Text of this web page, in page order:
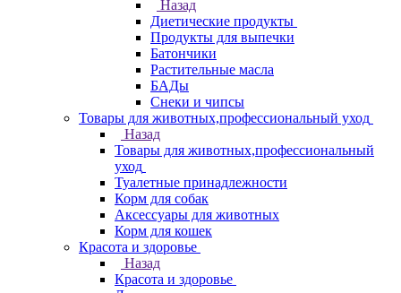
Назад
Диетические продукты
Продукты для выпечки
Батончики
Растительные масла
БАДы
Снеки и чипсы
Товары для животных,профессиональный уход
Назад
Товары для животных,профессиональный
уход
Туалетные принадлежности
Корм для собак
Аксессуары для животных
Корм для кошек
Красота и здоровье
Назад
Красота и здоровье